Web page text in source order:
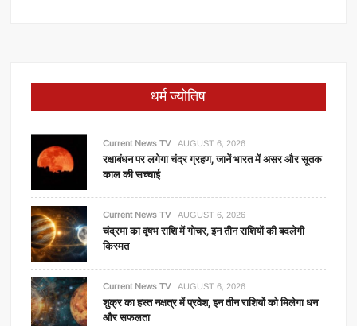
धर्म ज्योतिष
Current News TV AUGUST 6, 2026
रक्षाबंधन पर लगेगा चंद्र ग्रहण, जानें भारत में असर और सूतक
काल की सच्चाई
Current News TV AUGUST 6, 2026
चंद्रमा का वृषभ राशि में गोचर, इन तीन राशियों की बदलेगी
किस्मत
Current News TV AUGUST 6, 2026
शुक्र का हस्त नक्षत्र में प्रवेश, इन तीन राशियों को मिलेगा धन
और सफलता